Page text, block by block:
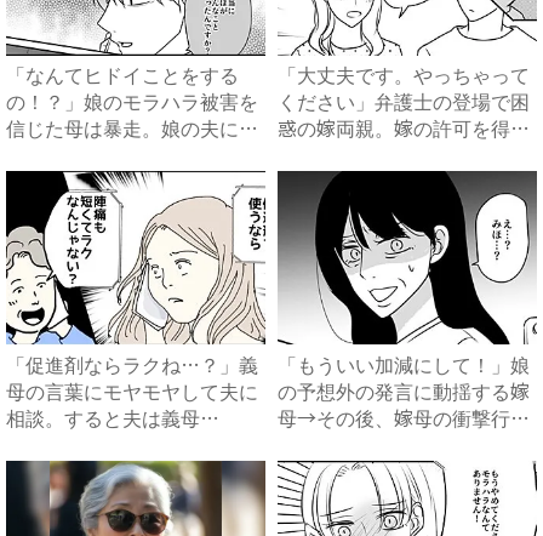
「なんてヒドイことをする
の！？」娘のモラハラ被害を
信じた母は暴走。娘の夫に電
「大丈夫です。やっちゃって
ください」弁護士の登場で困
惑の嫁両親。嫁の許可を得た
「促進剤ならラクね…？」義
母の言葉にモヤモヤして夫に
相談。すると夫は義母
「もういい加減にして！」娘
の予想外の発言に動揺する嫁
母→その後、嫁母の衝撃行動